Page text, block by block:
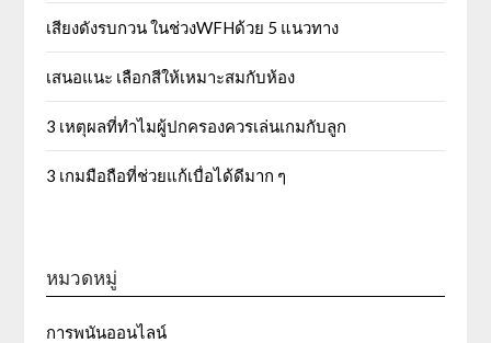
เสียงดังรบกวน ในช่วงWFHด้วย 5 แนวทาง
เสนอแนะ เลือกสีให้เหมาะสมกับห้อง
3 เหตุผลที่ทำไมผู้ปกครองควรเล่นเกมกับลูก
3 เกมมือถือที่ช่วยแก้เบื่อได้ดีมาก ๆ
หมวดหมู่
การพนันออนไลน์